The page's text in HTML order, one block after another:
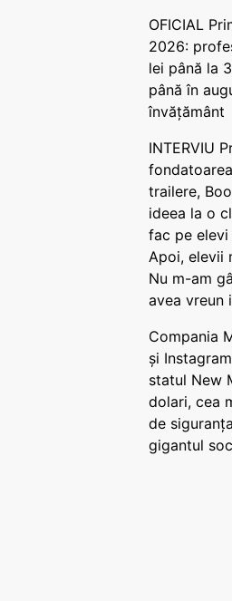
OFICIAL
2026:
lei până la
până în
învățământ
INTERVIU
trailere,
ideea la o
fac pe
Apoi, elevii
Nu m-am
avea vreun
Compania
și
statul New
dolari, cea
de
gigantul